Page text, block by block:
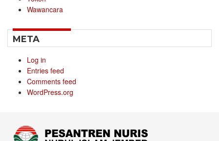
Wawancara
META
Log in
Entries feed
Comments feed
WordPress.org